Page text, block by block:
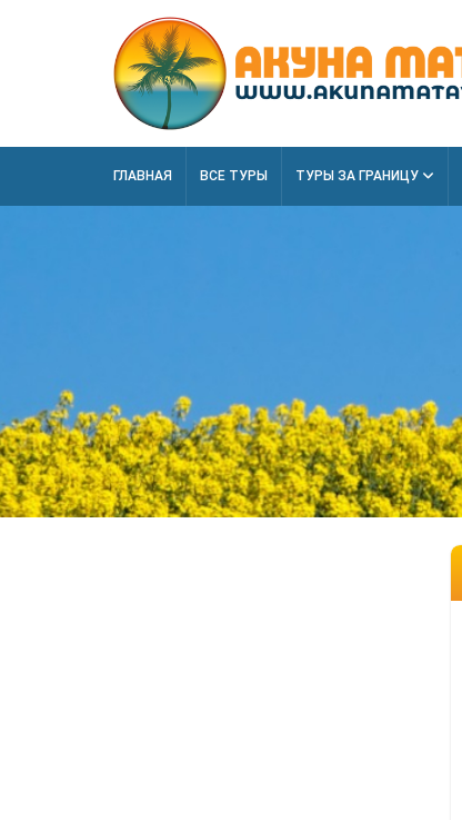
ГЛАВНАЯ ВСЕ ТУРЫ ТУРЫ ЗА ГРАНИЦУ